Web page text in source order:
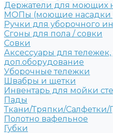
Держатели для моющих
МОПы (моющие насадки
Ручки для уборочного
Сгоны для пола / совки
Совки
Аксессуары для тележек,
доп.оборудование
Уборочные тележки
Швабры и щетки
Инвентарь для мойки
Пады
Ткани/Тряпки/Салфетки/
Полотно вафельное
Губки